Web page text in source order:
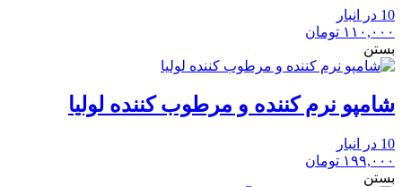
10 در انبار
۱۱۰,۰۰۰ تومان
بستن
شامپو نرم کننده و مرطوب کننده لولیا
10 در انبار
۱۹۹,۰۰۰ تومان
بستن